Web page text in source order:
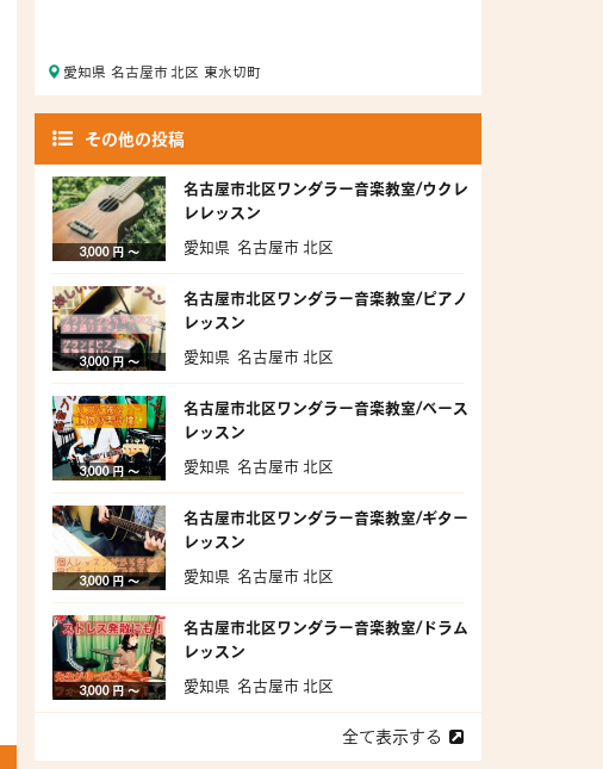
愛知県 名古屋市 北区 東水切町
その他の投稿
3,000 円 〜
名古屋市北区ワンダラー音楽教室/ウクレ
レレッスン
愛知県 名古屋市 北区
3,000 円 〜
名古屋市北区ワンダラー音楽教室/ピアノ
レッスン
愛知県 名古屋市 北区
3,000 円 〜
名古屋市北区ワンダラー音楽教室/ベース
レッスン
愛知県 名古屋市 北区
3,000 円 〜
名古屋市北区ワンダラー音楽教室/ギター
レッスン
愛知県 名古屋市 北区
3,000 円 〜
名古屋市北区ワンダラー音楽教室/ドラム
レッスン
愛知県 名古屋市 北区
全て表示する